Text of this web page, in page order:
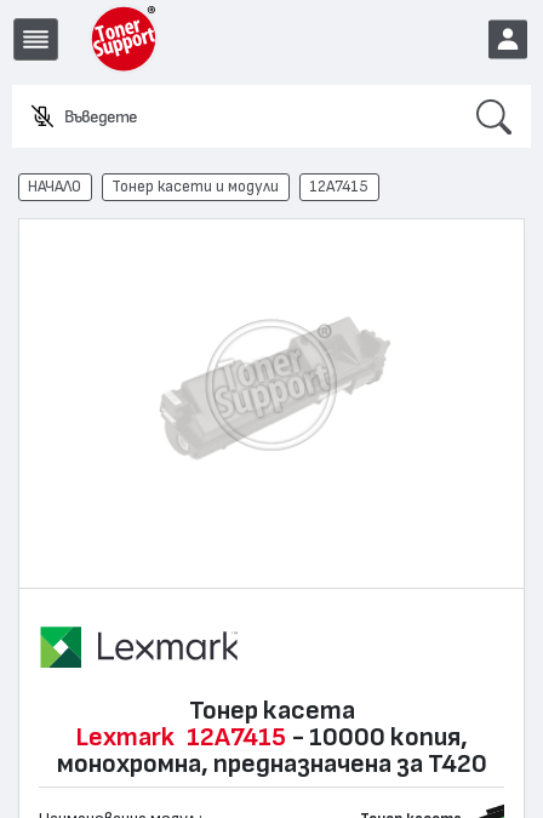
Въведете име
EUR
НАЧАЛО Тонер касети и модули 12A7415
Тонер касета
Lexmark 12A7415 - 10000 копия,
монохромна, предназначена за T420